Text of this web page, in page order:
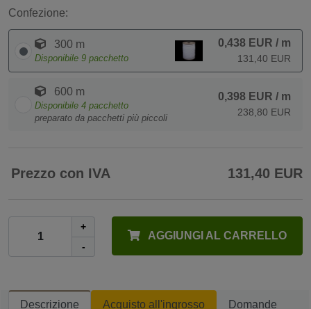
Confezione:
300 m
Disponibile 9 pacchetto
0,438 EUR / m
131,40 EUR
600 m
Disponibile 4 pacchetto
preparato da pacchetti più piccoli
0,398 EUR / m
238,80 EUR
Prezzo con IVA 131,40 EUR
+
-
AGGIUNGI AL CARRELLO
Descrizione Acquisto all'ingrosso Domande